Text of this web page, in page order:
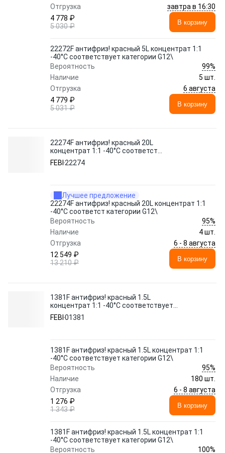
Отгрузка
завтра в 16:30
4 778 ₽
5 030 ₽
В корзину
22272F антифриз! красный 5L концентрат 1:1
-40°C соответствует категории G12\
Вероятность
99%
Наличие
5 шт.
Отгрузка
6 августа
4 779 ₽
5 031 ₽
В корзину
22274F антифриз! красный 20L
концентрат 1:1 -40°C соответст
категории G12\
FEBI 22274
Лучшее предложение
22274F антифриз! красный 20L концентрат 1:1
-40°C соответст категории G12\
Вероятность
95%
Наличие
4 шт.
Отгрузка
6 - 8 августа
12 549 ₽
13 210 ₽
В корзину
1381F антифриз! красный 1.5L
концентрат 1:1 -40°C соответствует
категории G12\
FEBI 01381
1381F антифриз! красный 1.5L концентрат 1:1
-40°C соответствует категории G12\
Вероятность
95%
Наличие
180 шт.
Отгрузка
6 - 8 августа
1 276 ₽
1 343 ₽
В корзину
1381F антифриз! красный 1.5L концентрат 1:1
-40°C соответствует категории G12\
Вероятность
100%